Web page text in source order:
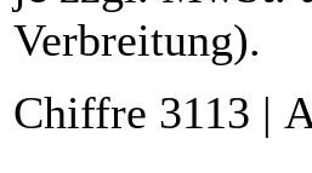
Verbreitung).
Chiffre 3113 |